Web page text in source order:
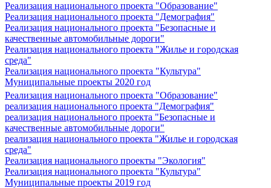
Реализация национального проекта "Образование"
Реализация национального проекта "Демография"
Реализация национального проекта "Безопасные и
качественные автомобильные дороги"
Реализация национального проекта "Жилье и городская
среда"
Реализация национального проекта "Культура"
Муниципальные проекты 2020 год
Реализация национального проекта "Образование"
реализация национального проекта "Демография"
реализация национального проекта "Безопасные и
качественные автомобильные дороги"
реализация национального проекта "Жилье и городская
среда"
Реализация национального проекты "Экология"
Реализация национального проекта "Культура"
Муниципальные проекты 2019 год